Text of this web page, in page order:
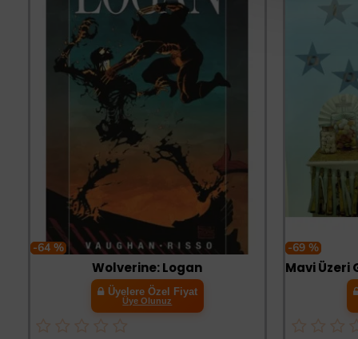
-64 %
Wolverine: Logan
Üyelere Özel Fiyat
Üye Olunuz
-69 %